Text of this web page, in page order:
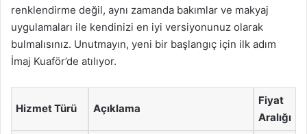
renklendirme değil, aynı zamanda bakımlar ve makyaj
uygulamaları ile kendinizi en iyi versiyonunuz olarak
bulmalısınız. Unutmayın, yeni bir başlangıç için ilk adım
İmaj Kuaför’de atılıyor.
Hizmet Türü Açıklama
Fiyat
Aralığı